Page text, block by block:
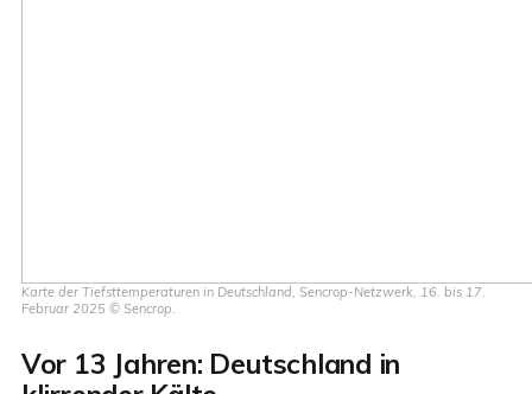
Karte der Tiefsttemperaturen in Deutschland, Sencrop-Netzwerk, 16. bis 17.
Februar 2025 © Sencrop.
Vor 13 Jahren: Deutschland in